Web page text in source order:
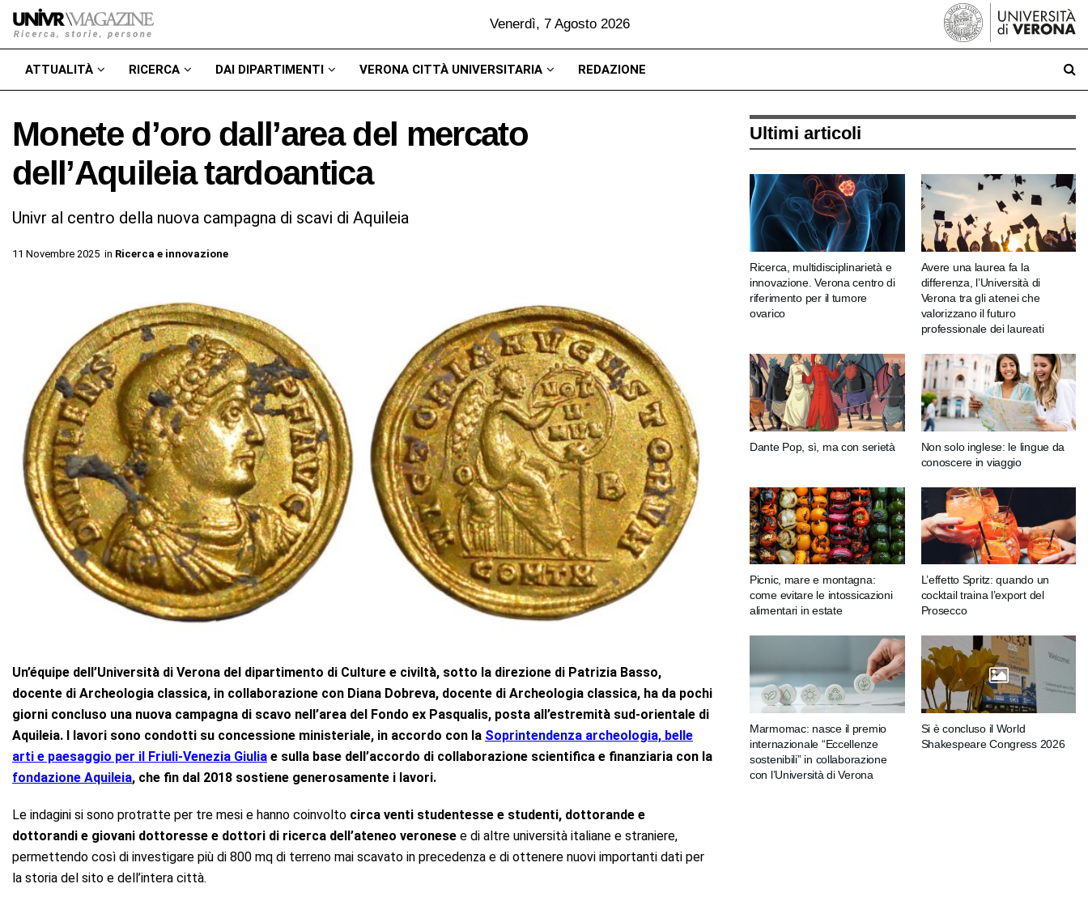
Venerdì, 7 Agosto 2026
ATTUALITÀ RICERCA DAI DIPARTIMENTI VERONA CITTÀ UNIVERSITARIA REDAZIONE
Monete d’oro dall’area del mercato
dell’Aquileia tardoantica
Univr al centro della nuova campagna di scavi di Aquileia
11 Novembre 2025 in Ricerca e innovazione
Un’équipe dell’Università di Verona del dipartimento di Culture e civiltà, sotto la direzione di Patrizia Basso,
docente di Archeologia classica, in collaborazione con Diana Dobreva, docente di Archeologia classica, ha da pochi
giorni concluso una nuova campagna di scavo nell’area del Fondo ex Pasqualis, posta all’estremità sud-orientale di
Aquileia. I lavori sono condotti su concessione ministeriale, in accordo con la Soprintendenza archeologia, belle
arti e paesaggio per il Friuli-Venezia Giulia e sulla base dell’accordo di collaborazione scientifica e finanziaria con la
fondazione Aquileia, che fin dal 2018 sostiene generosamente i lavori.
Le indagini si sono protratte per tre mesi e hanno coinvolto circa venti studentesse e studenti, dottorande e
dottorandi e giovani dottoresse e dottori di ricerca dell’ateneo veronese e di altre università italiane e straniere,
permettendo così di investigare più di 800 mq di terreno mai scavato in precedenza e di ottenere nuovi importanti dati per
la storia del sito e dell’intera città.
Ultimi articoli
Ricerca, multidisciplinarietà e
innovazione. Verona centro di
riferimento per il tumore
ovarico
Avere una laurea fa la
differenza, l’Università di
Verona tra gli atenei che
valorizzano il futuro
professionale dei laureati
Dante Pop, sì, ma con serietà
Non solo inglese: le lingue da
conoscere in viaggio
Picnic, mare e montagna:
come evitare le intossicazioni
alimentari in estate
L’effetto Spritz: quando un
cocktail traina l’export del
Prosecco
Marmomac: nasce il premio
internazionale “Eccellenze
sostenibili” in collaborazione
con l’Università di Verona
Si è concluso il World
Shakespeare Congress 2026